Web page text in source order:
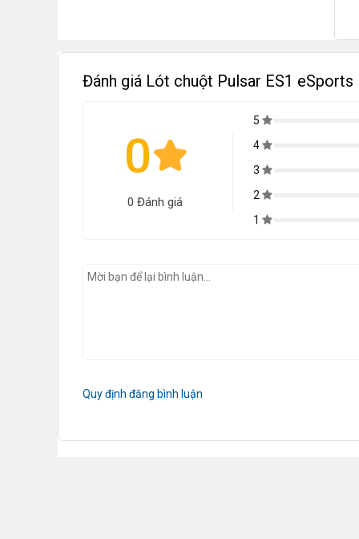
Đánh giá Lót chuột Pulsar ES1
0
0 Đánh giá
5
4
3
2
1
Quy định đăng bình luận